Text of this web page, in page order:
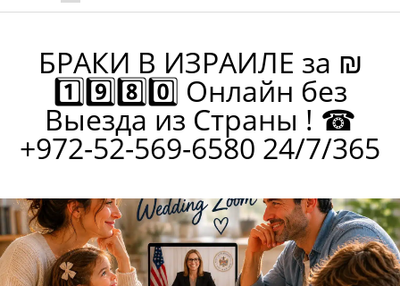
БРАКИ В ИЗРАИЛЕ за ₪
1️⃣9️⃣8️⃣0️⃣ Онлайн без
Выезда из Страны ! ☎
+972-52-569-6580 24/7/365